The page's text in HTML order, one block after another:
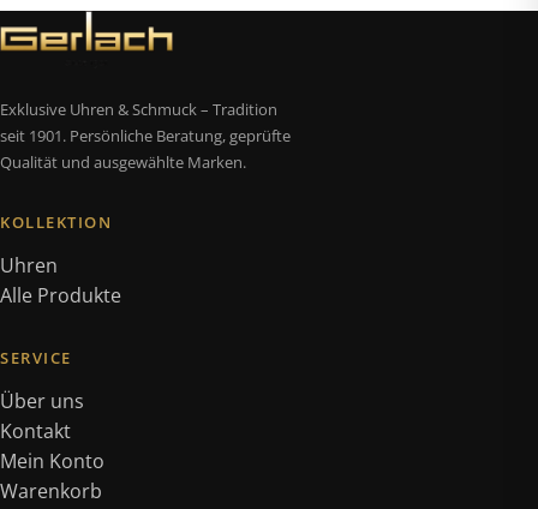
Exklusive Uhren & Schmuck – Tradition
seit 1901. Persönliche Beratung, geprüfte
Qualität und ausgewählte Marken.
KOLLEKTION
Uhren
Alle Produkte
SERVICE
Über uns
Kontakt
Mein Konto
Warenkorb